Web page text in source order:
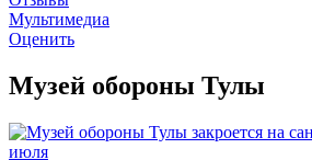
Мультимедиа
Оценить
Музей обороны Тулы